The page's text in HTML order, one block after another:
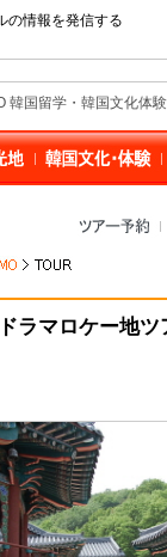
の情報を発信する
韓国留学・韓国文化体
ドラマロケー地